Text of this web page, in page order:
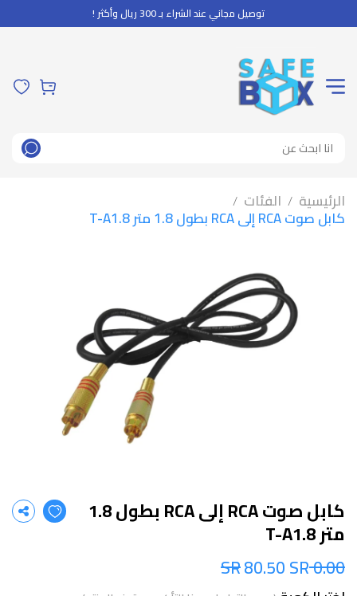
توصيل مجاني عند الشراء بـ 300 ريال وأكثر !
الرئيسية / الفئات /
كابل صوت RCA إلى RCA بطول 1.8 متر T-A1.8
كابل صوت RCA إلى RCA بطول 1.8
متر T-A1.8
0.00 SR
80.50 SR